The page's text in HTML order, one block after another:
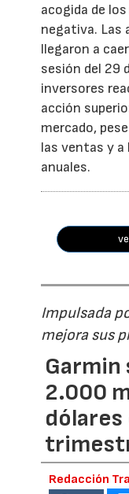
acogida de
negativa. Las
llegaron a
sesión del 29
inversores
acción
mercado,
las ventas y a
anuales.
Impulsada
mejora sus
Garmin
2.000
dólares
Redacción